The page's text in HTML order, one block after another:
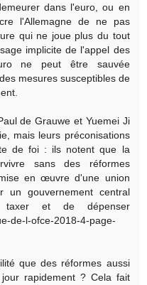
dans l'euro, ou en
l'Allemagne de ne pas
qui ne joue plus du tout
implicite de l'appel des
ne peut être sauvée
mesures susceptibles de
de Grauwe et Yuemei Ji
mais leurs préconisations
de foi : ils notent que la
sans des réformes
en œuvre d'une union
un gouvernement central
et de dépenser
de-l-ofce-2018-4-page-
que des réformes aussi
rapidement ? Cela fait